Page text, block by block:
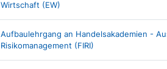
Wirtschaft (EW)
Aufbaulehrgang an Handelsakademien -
Risikomanagement (FIRI)